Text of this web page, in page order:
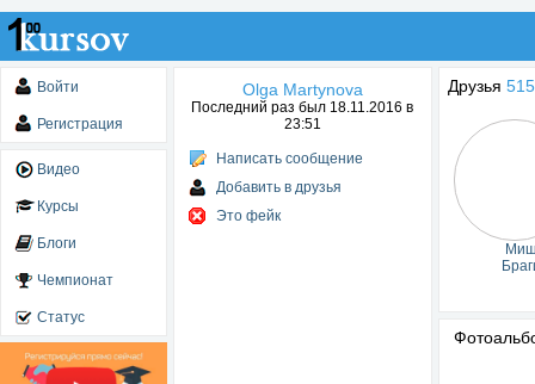
Войти
Регистрация
Видео
Курсы
Блоги
Чемпионат
Статус
Olga Martynova
Последний раз был 18.11.2016 в
23:51
Написать сообщение
Добавить в друзья
Это фейк
Друзья